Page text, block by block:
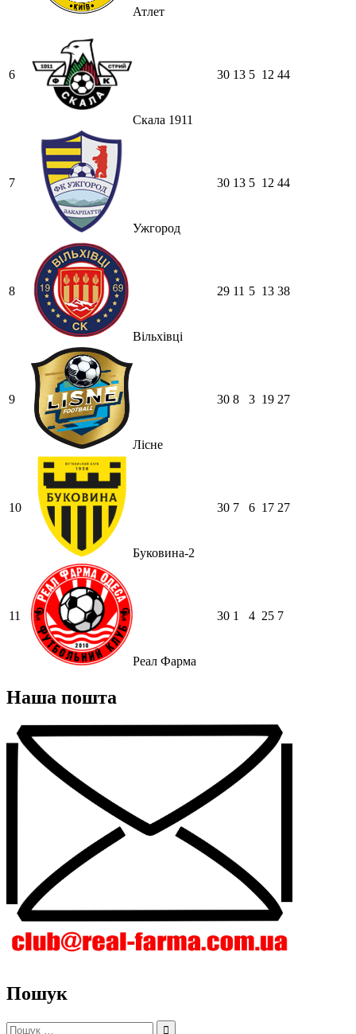
Атлет
6
Скала 1911
30 13 5 12 44
7
Ужгород
30 13 5 12 44
8
Вільхівці
29 11 5 13 38
9
Лісне
30 8 3 19 27
10
Буковина-2
30 7 6 17 27
11
Реал Фарма
30 1 4 25 7
Наша пошта
Пошук
Пошук: